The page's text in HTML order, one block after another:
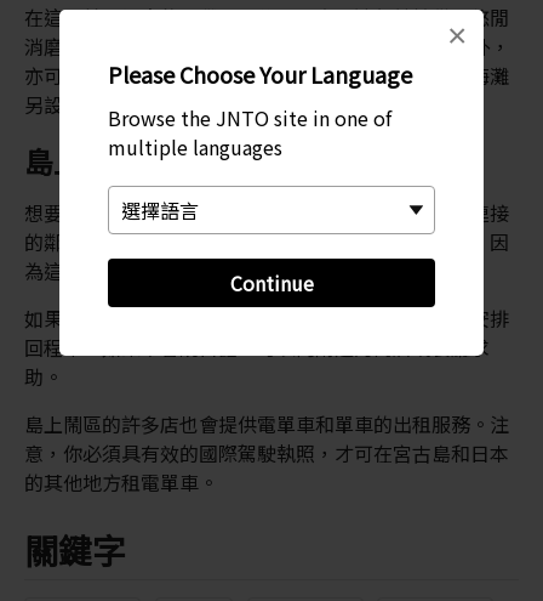
Please Choose Your Language
Browse the JNTO site in one of
multiple languages
Continue
×
在這片美麗如畫的沙灘上，放置了太陽遮與躺椅供人悠閒
消磨一整天，並可規劃之後在
的其他行程。此外，
亦可租用水上電單車和香蕉船享受乘風破浪的刺激。海灘
另設有沖身設施和洗手間可供遊客使用。
島上觀光
想要探索宮古島的其他景點，例如植物園以及以橋樑連接
的鄰近三島時，最方便的方式是開車或乘搭的士前往，因
為這裡的大眾交通工具班次不多。
如果乘搭的士觀光，請記得留下的士業者的電話號碼安排
回程車。如果不會說日語，可以向附近的商店或餐廳求
助。
島上鬧區的許多店也會提供電單車和單車的出租服務。注
意，你必須具有效的國際駕駛執照，才可在宮古島和日本
的其他地方租電單車。
關鍵字